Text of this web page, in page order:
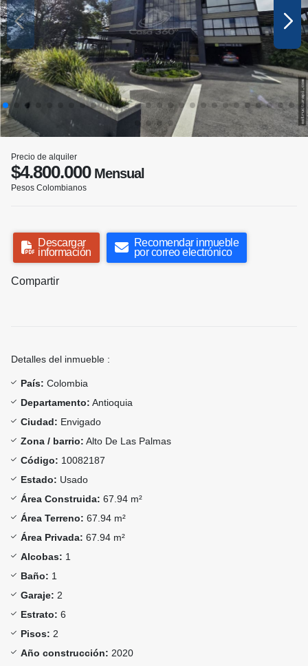
Precio de alquiler
$4.800.000Mensual
Pesos Colombianos
Descargar
información
Recomendar inmueble
por correo electrónico
Compartir
Detalles del inmueble :
País: Colombia
Departamento: Antioquia
Ciudad: Envigado
Zona / barrio: Alto De Las Palmas
Código: 10082187
Estado: Usado
Área Construida: 67.94 m²
Área Terreno: 67.94 m²
Área Privada: 67.94 m²
Alcobas: 1
Baño: 1
Garaje: 2
Estrato: 6
Pisos: 2
Año construcción: 2020